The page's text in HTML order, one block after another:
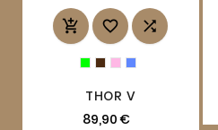
  
THOR V
89,90 €